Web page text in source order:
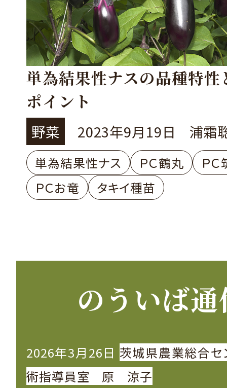
単為結果性ナスの品種特性
ポイント
野菜 2023年9月19日 浦霜
単為結果性ナス ＰＣ鶴丸
Ｐ
ＰＣお竜
タキイ種苗
のういば
2026年3月26日 茨城県農業総合セ
術指導員室 原 涼子